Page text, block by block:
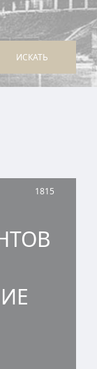
ИСКАТЬ
1815